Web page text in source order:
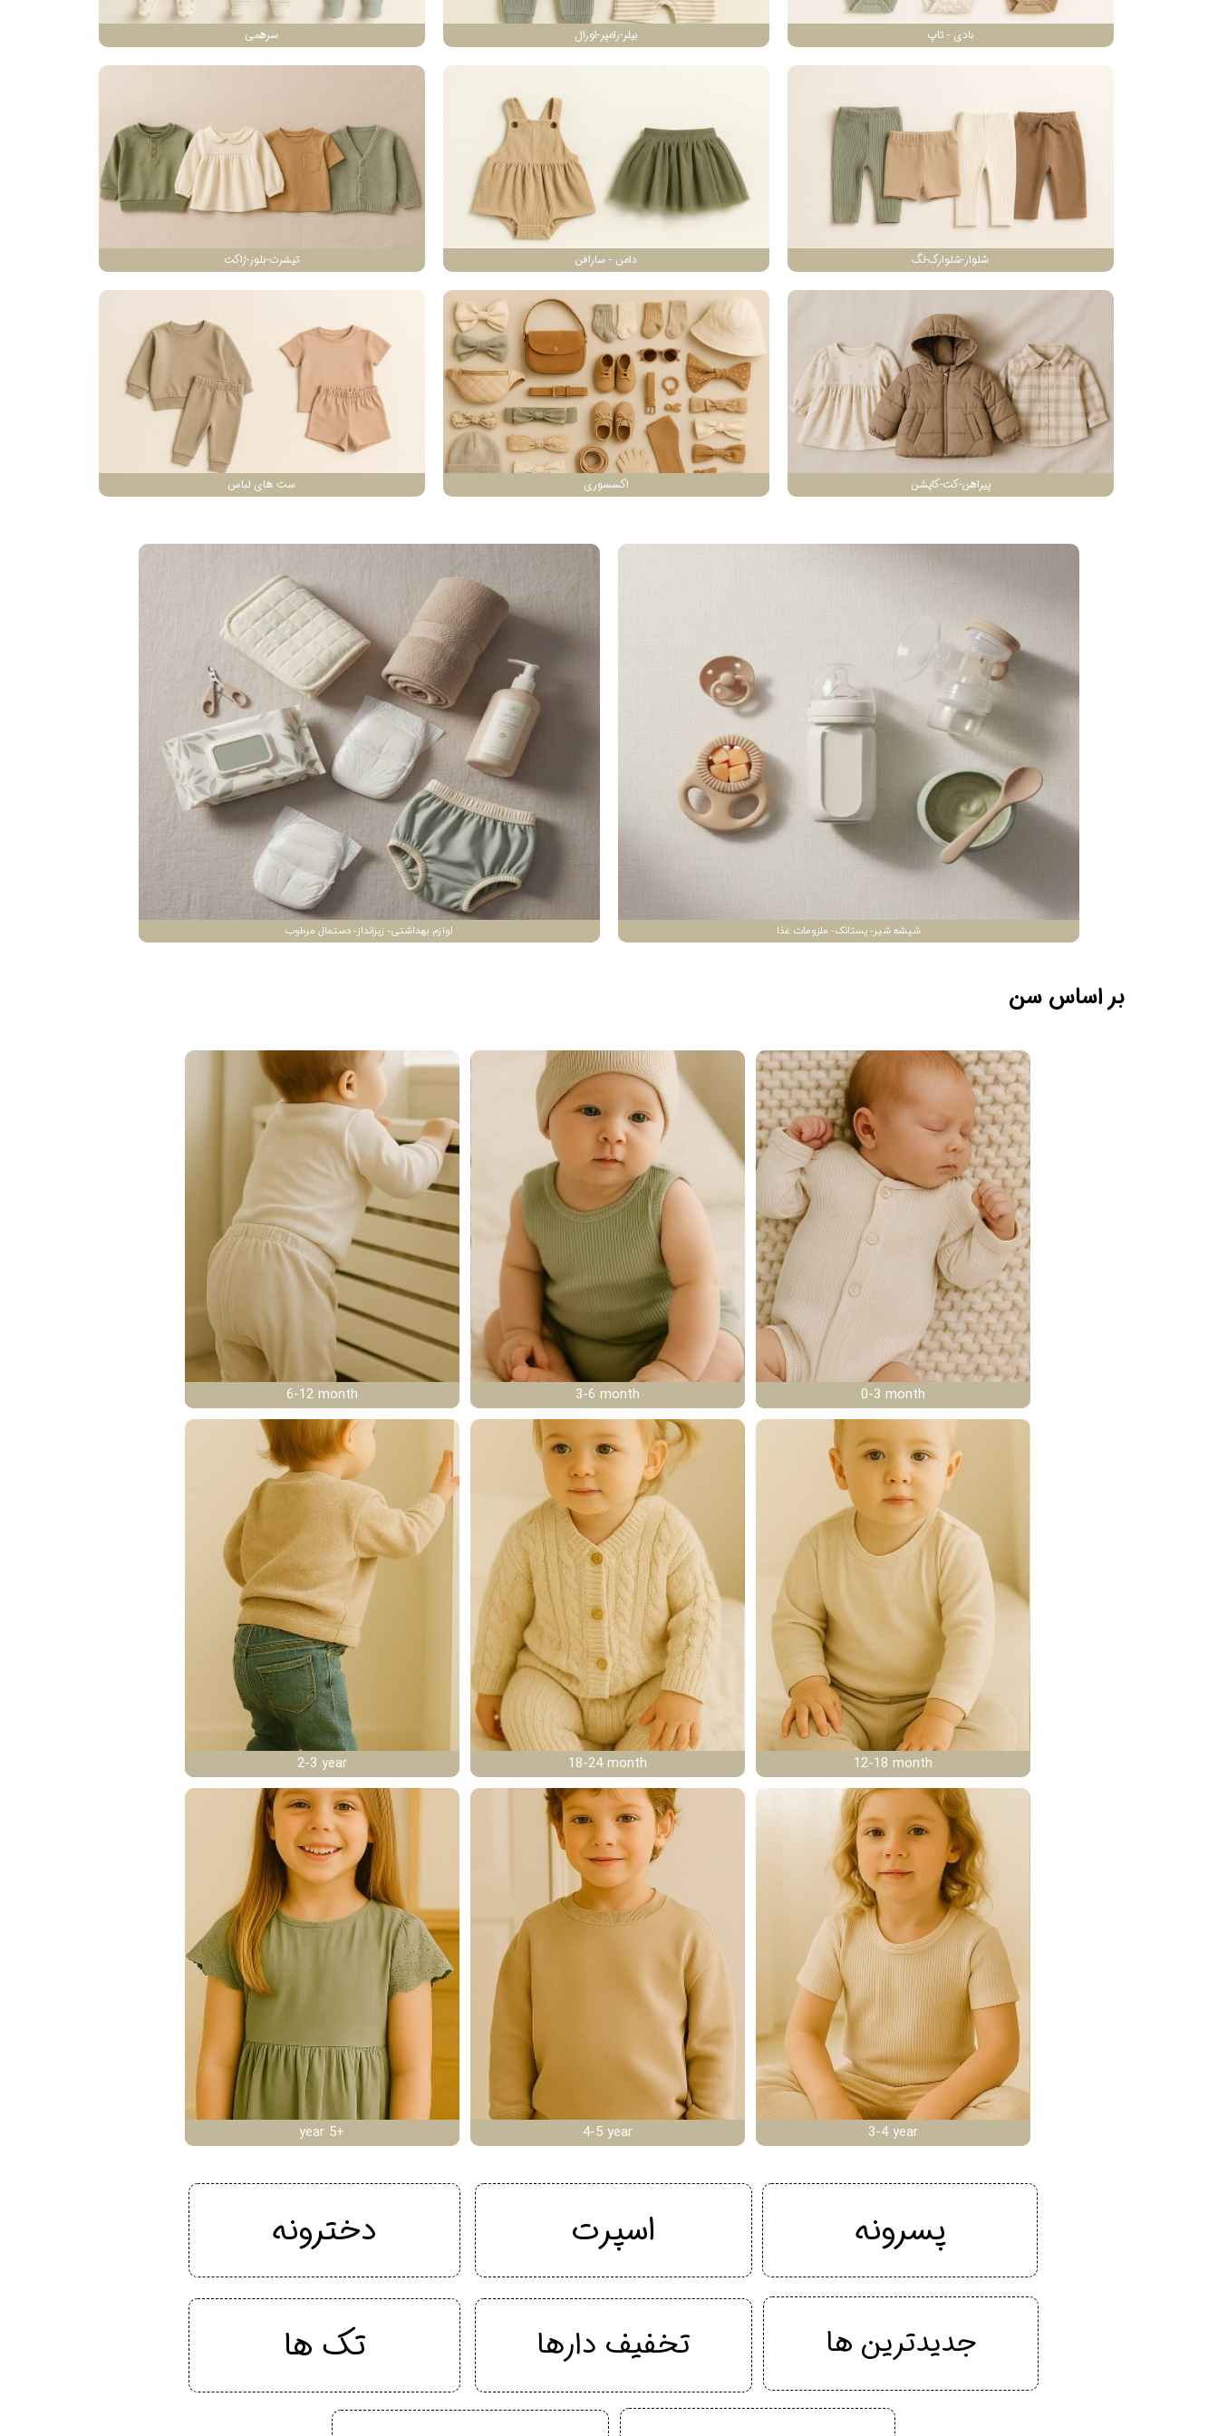
بادی - تاپ بیلر-رامپر-اورال سرهمی
شلوار-شلوارک-لگ دامن - سارافن تیشرت-بلوز-ژاکت
پیراهن-کت-کاپشن اکسسوری ست های لباس
شیشه شیر- پستانک- ملزومات غذا لوازم بهداشتی- زیرانداز- دستمال مرطوب
0-3 month
3-6 month
6-12 month
12-18 month
18-24 month
2-3 year
3-4 year
4-5 year
year 5+
بر اساس سن
پسرونه اسپرت دخترونه
جدیدترین ها تک ها تخفیف دارها